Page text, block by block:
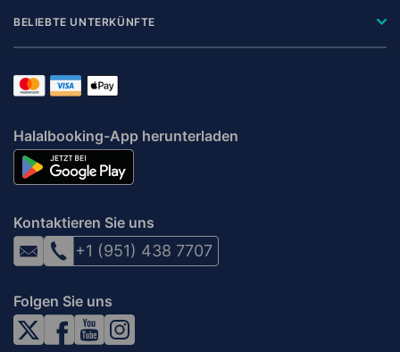
BELIEBTE UNTERKÜNFTE
Halalbooking-App herunterladen
Kontaktieren Sie uns
+1 (951) 438 7707
Folgen Sie uns